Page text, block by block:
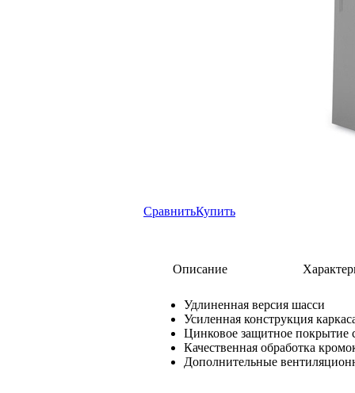
СравнитьКупить
Описание
Удлиненная версия шасси
Усиленная конструкция
Цинковое защитное покрытие
Качественная обработка
Дополнительные